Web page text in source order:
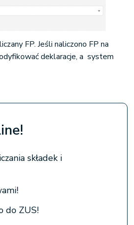
FP. Jeśli naliczono FP na
deklaracje, a system
składek i
do ZUS!